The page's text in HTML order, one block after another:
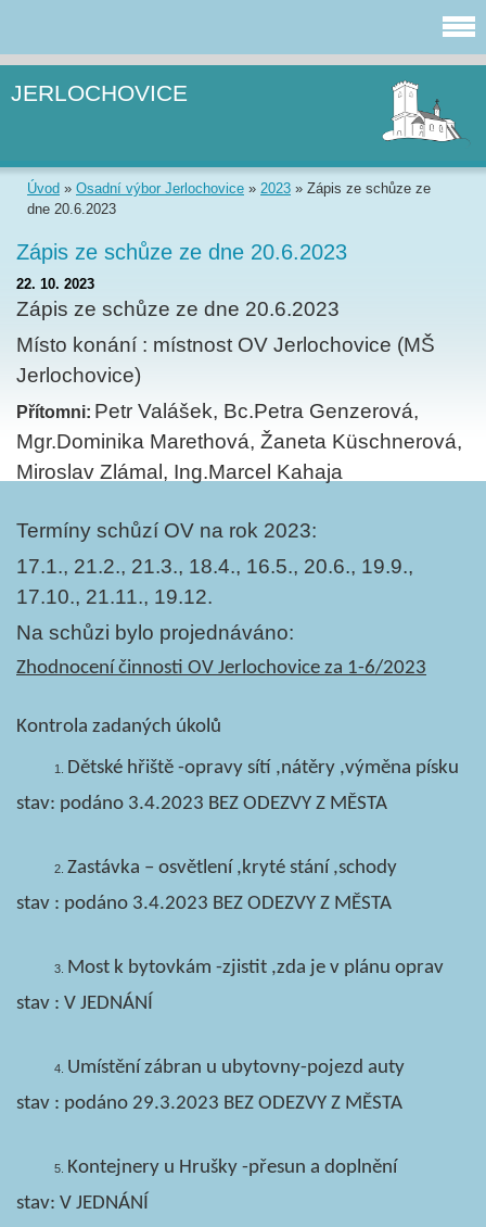
JERLOCHOVICE
Úvod » Osadní výbor Jerlochovice » 2023 » Zápis ze schůze ze
dne 20.6.2023
Zápis ze schůze ze dne 20.6.2023
22. 10. 2023
Zápis ze schůze ze dne 20.6.2023
Místo konání : místnost OV Jerlochovice (MŠ
Jerlochovice)
Přítomni: Petr Valášek, Bc.Petra Genzerová,
Mgr.Dominika Marethová, Žaneta Küschnerová,
Miroslav Zlámal, Ing.Marcel Kahaja
Termíny schůzí OV na rok 2023:
17.1., 21.2., 21.3., 18.4., 16.5., 20.6., 19.9.,
17.10., 21.11., 19.12.
Na schůzi bylo projednáváno:
Zhodnocení činnosti OV Jerlochovice za 1-6/2023
Kontrola zadaných úkolů
Dětské hřiště -opravy sítí ,nátěry ,výměna písku
stav: podáno 3.4.2023 BEZ ODEZVY Z MĚSTA
Zastávka – osvětlení ,kryté stání ,schody
stav : podáno 3.4.2023 BEZ ODEZVY Z MĚSTA
Most k bytovkám -zjistit ,zda je v plánu oprav
stav : V JEDNÁNÍ
Umístění zábran u ubytovny-pojezd auty
stav : podáno 29.3.2023 BEZ ODEZVY Z MĚSTA
Kontejnery u Hrušky -přesun a doplnění
stav: V JEDNÁNÍ